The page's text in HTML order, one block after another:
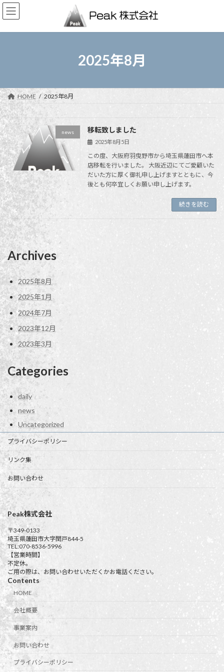
コ
ン
ン
プ
ナ
ビ
ー
動
2025年8月
HOME 2025年8月
news 移転致しました
2025年8月5日
この度、大阪府羽曳野市から埼玉県蓮田市へ本
店移転を行いました。 大阪近辺にてご愛顧いた
だいた方に厚く御礼申し上げますとともに、今
後とも何卒宜しくお願い申し上げます。
続きを読む
Archives
2025年8月
2025年1月
2024年7月
2023年12月
2023年3月
Categories
daily
news
Uncategorized
プライバシーポリシー
リンク集
お問い合わせ
Peak株式会社
〒349-0133
埼玉県蓮田市大字閏戸844-5
TEL:070-8536-5996
【営業時間】
不定休。
ご用の際は、お問い合わせいただくかお電話ください。
Contents
HOME
会社概要
事業案内
お問い合わせ
プライバシーポリシー